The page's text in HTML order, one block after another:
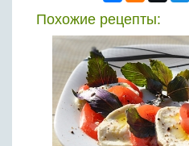
Похожие рецепты: